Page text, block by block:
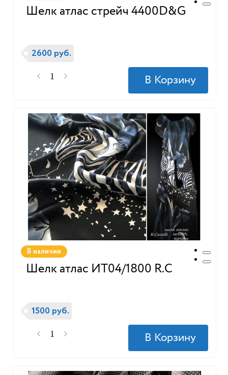
Шелк атлас стрейч 4400D&G
2600 руб.
В наличии
Шелк атлас ИТ04/1800 R.C
1500 руб.